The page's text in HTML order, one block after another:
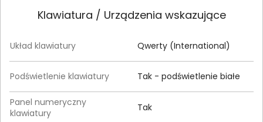
Klawiatura / Urządzenia wskazujące
Układ klawiatury Qwerty (International)
Podświetlenie klawiatury Tak - podświetlenie białe
Panel numeryczny
klawiatury
Tak